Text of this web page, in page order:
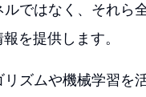
ルではなく、それら
を提供します。
リズムや機械学習を